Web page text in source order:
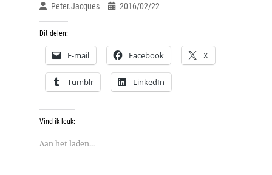
Peter.jacques 2016/02/22
Dit delen:
E-mail Facebook X
Tumblr LinkedIn
Vind ik leuk:
Aan het laden...